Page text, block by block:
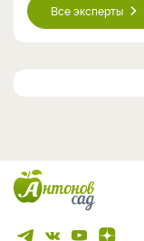
Все эксперты